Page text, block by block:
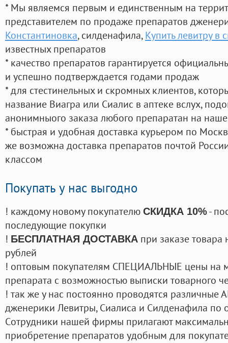
* Мы являемся первым и единственным на
представителем по продаже препаратов
Константиновка, силденафила, Купить левитру в
известных препаратов
* качество препаратов гарантируется
и успешно подтверждается годами продаж
* для стестинельных и скромных клиентов,
название Виагра или Сиалис в аптеке вслух,
анонимныого заказа любого препаратан на
* быстрая и удобная доставка курьером по
же возможна доставка препаратов почтой
классом
Покупать у нас выгодно
! каждому новому покупателю СКИДКА 10%-
последующие покупки
! БЕСПЛАТНАЯ ДОСТАВКА при заказе
рублей
! оптовым покупателям СПЕЦИАЛЬНЫЕ цены на
препарата с возможностью выписки товарного
! так же у нас постоянно проводятся
дженерики Левитры, Сиалиса и Силденафила по
Cотрудники нашей фирмы прилагают
приобретение препаратов удобным для